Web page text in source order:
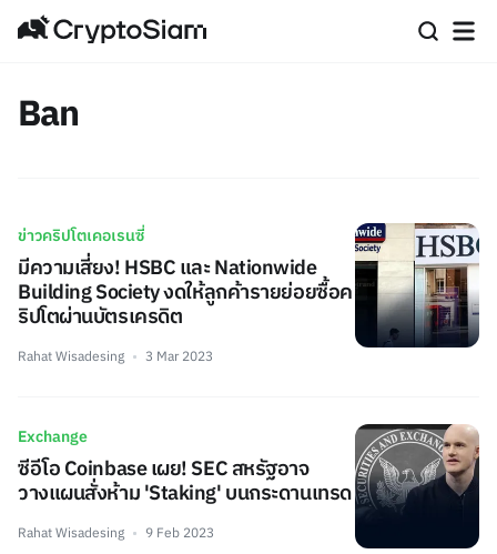
Ban
ข่าวคริปโตเคอเรนซี่
มีความเสี่ยง! HSBC และ Nationwide
Building Society งดให้ลูกค้ารายย่อยซื้อค
ริปโตผ่านบัตรเครดิต
Rahat Wisadesing 3 Mar 2023
Exchange
ซีอีโอ Coinbase เผย! SEC สหรัฐอาจ
วางแผนสั่งห้าม 'Staking' บนกระดานเทรด
Rahat Wisadesing 9 Feb 2023